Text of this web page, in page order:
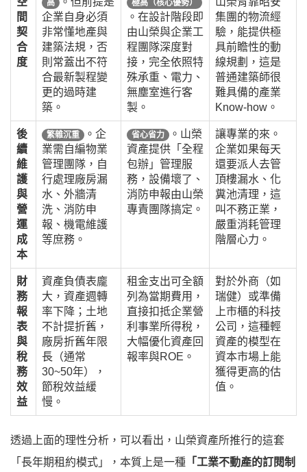
間
契
合
度
高
企業自身必須
非常懂地產與
建築法規，否
則常蓋出不符
合最新製程變
更的過時建
築。
極高（核心優勢）
。在設計階段即
由山榮與企業工
程團隊深度對
接，完全依照特
殊承重、電力、
無塵室進行客
製。
集團的物流經
驗，能提供極
具前瞻性的動
線規劃，這是
普通建築師很
難具備的產業
Know-how。
後
續
維
護
與
營
運
成
本
繁雜沉重
。企
業需自編物業
管理團隊，自
行處理廠房漏
水、外牆清
洗、消防申
報、機電維護
等庶務。
省心省力
。山榮
資產提供「全程
包辦」管理服
務，設備壞了、
消防申報由山榮
專責團隊搞定。
讓專業的來。
企業如果每天
還要派人去管
頂樓漏水、化
糞池清理，這
叫不務正業，
嚴重消耗管理
階層心力。
財
務
報
表
與
稅
務
效
益
資產負債表龐
大，資產週轉
率下降；土地
不計提折舊，
廠房折舊年限
長（通常
30~50年），
節稅效益緩
慢。
租金支出可全額
列為當期費用，
直接扣抵企業營
利事業所得稅，
大幅優化資產回
報率與ROE。
對於外商（如
瑞健）或準備
上市櫃的科技
公司，這種輕
資產的模型在
資本市場上能
獲得更高的估
值。
透過上面的理性分析，可以看出，山榮資產所推行的這套
「長年期租約模式」，本質上是一種 「工業不動產的訂閱制